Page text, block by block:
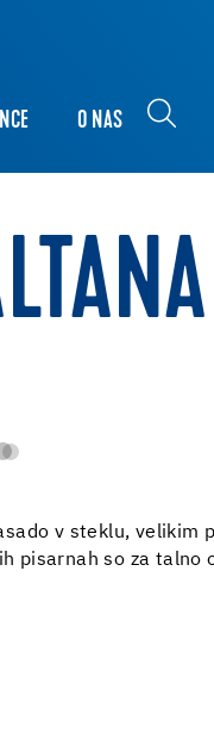
O NAS
v steklu,
pisarnah so za talno